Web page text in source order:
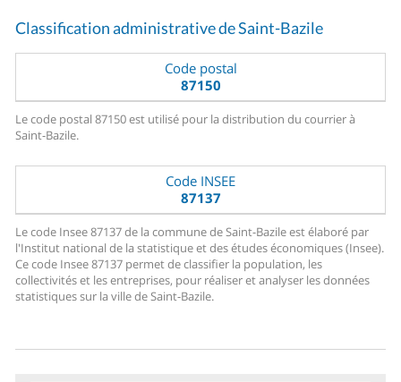
Classification administrative de Saint-Bazile
Code postal
87150
Le code postal 87150 est utilisé pour la distribution du courrier à
Saint-Bazile.
Code INSEE
87137
Le code Insee 87137 de la commune de Saint-Bazile est élaboré par
l'Institut national de la statistique et des études économiques (Insee).
Ce code Insee 87137 permet de classifier la population, les
collectivités et les entreprises, pour réaliser et analyser les données
statistiques sur la ville de Saint-Bazile.